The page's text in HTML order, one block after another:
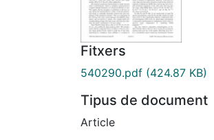
Fitxers
540290.pdf (424.87 KB)
Tipus de document
Article